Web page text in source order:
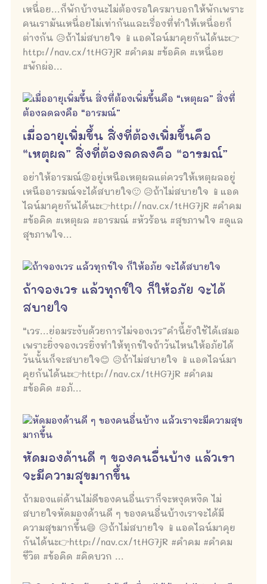
เหนื่อย...ก็พักบ้างนะไม่ต้องรอใครมาบอกให้พักเพราะ
คนเรามันเหนื่อยไม่เท่ากันและเรื่องที่ทำให้เหนื่อยก็
ต่างกัน 😥ถ้าไม่สบายใจ 📱แอดไลน์มาคุยกันได้นะ👉
http://nav.cx/1tHG7jR #คำคม #ข้อคิด #เหนื่อย
#พักผ่อ...
เมื่ออายุเพิ่มขึ้น สิ่งที่ต้องเพิ่มขึ้นคือ
“เหตุผล” สิ่งที่ต้องลดลงคือ “อารมณ์”
อย่าให้อารมณ์😡อยู่เหนือเหตุผลแต่ควรให้เหตุผลอยู่
เหนืออารมณ์จะได้สบายใจ🙂 😥ถ้าไม่สบายใจ 📱แอด
ไลน์มาคุยกันได้นะ👉http://nav.cx/1tHG7jR #คำคม
#ข้อคิด #เหตุผล #อารมณ์ #หัวร้อน #สุขภาพใจ #ดูแล
สุขภาพใจ...
ถ้าจองเวร แล้วทุกข์ใจ ก็ให้อภัย จะได้
สบายใจ
“เวร...ย่อมระงับด้วยการไม่จองเวร”คำนี้ยังใช้ได้เสมอ
เพราะยิ่งจองเวรยิ่งทำให้ทุกข์ใจถ้าวันไหนให้อภัยได้
วันนั้นก็จะสบายใจ😊 😥ถ้าไม่สบายใจ 📱แอดไลน์มา
คุยกันได้นะ👉http://nav.cx/1tHG7jR #คำคม
#ข้อคิด #อภั...
หัดมองด้านดี ๆ ของคนอื่นบ้าง แล้วเรา
จะมีความสุขมากขึ้น
ถ้ามองแต่ด้านไม่ดีของคนอื่นเราก็จะหงุดหงิด ไม่
สบายใจหัดมองด้านดี ๆ ของคนอื่นบ้างเราจะได้มี
ความสุขมากขึ้น😄 😥ถ้าไม่สบายใจ 📱แอดไลน์มาคุย
กันได้นะ👉http://nav.cx/1tHG7jR #คำคม #คำคม
ชีวิต #ข้อคิด #คิดบวก ...